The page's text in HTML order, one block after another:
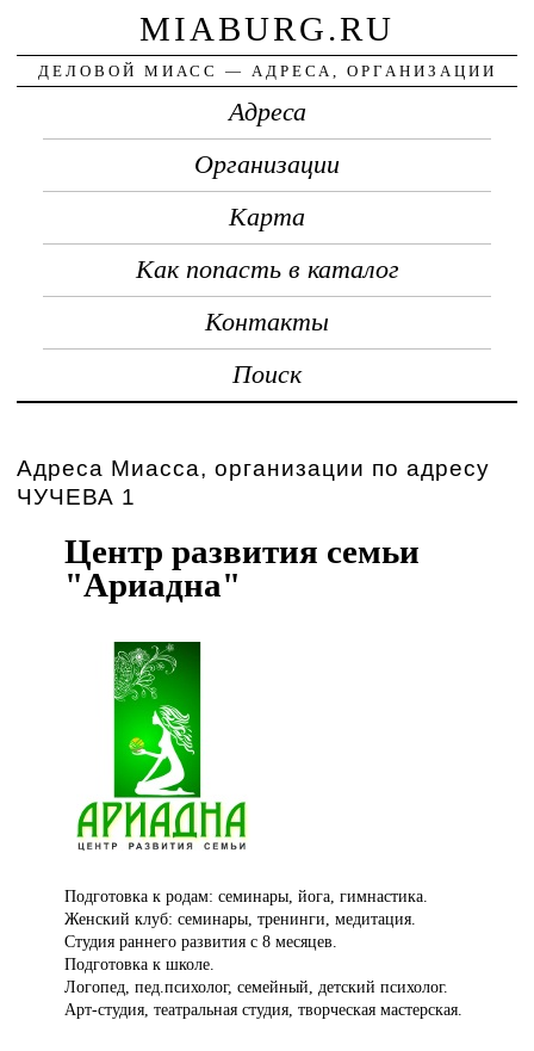
MIABURG.RU
ДЕЛОВОЙ МИАСС — АДРЕСА, ОРГАНИЗАЦИИ
Адреса
Организации
Карта
Как попасть в каталог
Контакты
Поиск
Адреса Миасса, организации по адресу
ЧУЧЕВА 1
Центр развития семьи
"Ариадна"
Подготовка кродам: семинары, йога, гимнастика.
Женский клуб: семинары, тренинги, медитация.
Студия раннего развития с 8 месяцев.
Подготовка к школе.
Логопед, пед.психолог, семейный, детский психолог.
Арт-студия, театральная студия, творческая мастерская.